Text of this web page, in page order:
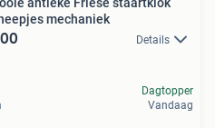
mechaniek
Details
Dagtopper
Vandaag